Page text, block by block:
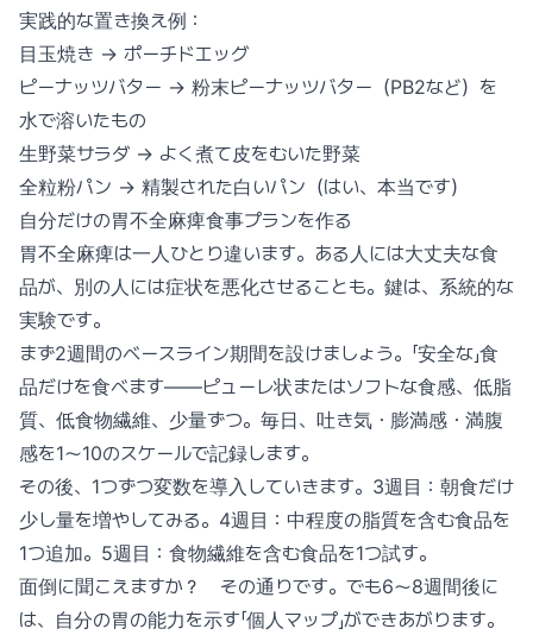
実践的な置き換え例：
目玉焼き → ポーチドエッグ
ピーナッツバター → 粉末ピーナッツバター（PB2など）を
水で溶いたもの
生野菜サラダ → よく煮て皮をむいた野菜
全粒粉パン → 精製された白いパン（はい、本当です）
自分だけの胃不全麻痺食事プランを作る
胃不全麻痺は一人ひとり違います。ある人には大丈夫な食
品が、別の人には症状を悪化させることも。鍵は、系統的な
実験です。
まず2週間のベースライン期間を設けましょう。「安全な」食
品だけを食べます——ピューレ状またはソフトな食感、低脂
質、低食物繊維、少量ずつ。毎日、吐き気・膨満感・満腹
感を1〜10のスケールで記録します。
その後、1つずつ変数を導入していきます。3週目：朝食だけ
少し量を増やしてみる。4週目：中程度の脂質を含む食品を
1つ追加。5週目：食物繊維を含む食品を1つ試す。
面倒に聞こえますか？ その通りです。でも6〜8週間後に
は、自分の胃の能力を示す「個人マップ」ができあがります。